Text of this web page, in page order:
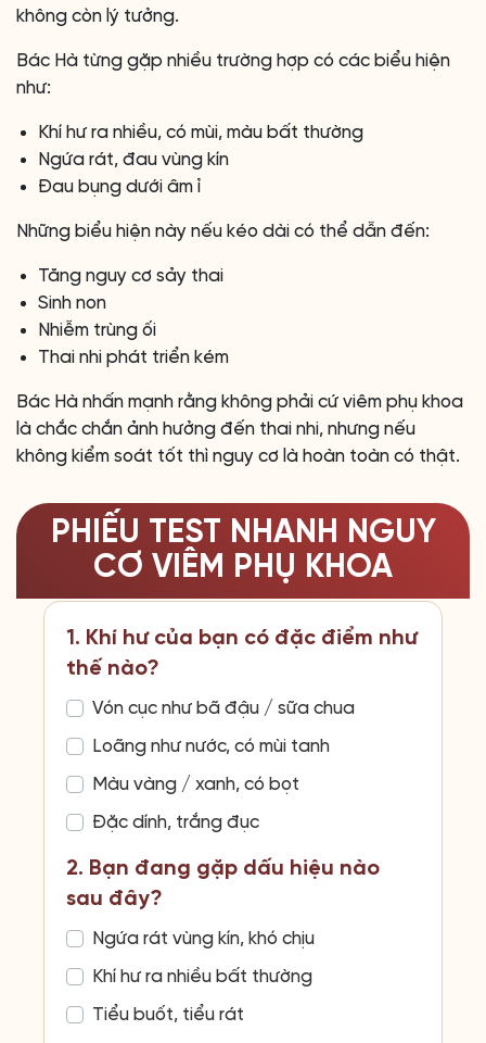
không còn lý tưởng.
Bác Hà từng gặp nhiều trường hợp có các biểu hiện
như:
Khí hư ra nhiều, có mùi, màu bất thường
Ngứa rát, đau vùng kín
Đau bụng dưới âm ỉ
Những biểu hiện này nếu kéo dài có thể dẫn đến:
Tăng nguy cơ sảy thai
Sinh non
Nhiễm trùng ối
Thai nhi phát triển kém
Bác Hà nhấn mạnh rằng không phải cứ viêm phụ khoa
là chắc chắn ảnh hưởng đến thai nhi, nhưng nếu
không kiểm soát tốt thì nguy cơ là hoàn toàn có thật.
PHIẾU TEST NHANH NGUY
CƠ VIÊM PHỤ KHOA
1. Khí hư của bạn có đặc điểm như
thế nào?
Vón cục như bã đậu / sữa chua
Loãng như nước, có mùi tanh
Màu vàng / xanh, có bọt
Đặc dính, trắng đục
2. Bạn đang gặp dấu hiệu nào
sau đây?
Ngứa rát vùng kín, khó chịu
Khí hư ra nhiều bất thường
Tiểu buốt, tiểu rát